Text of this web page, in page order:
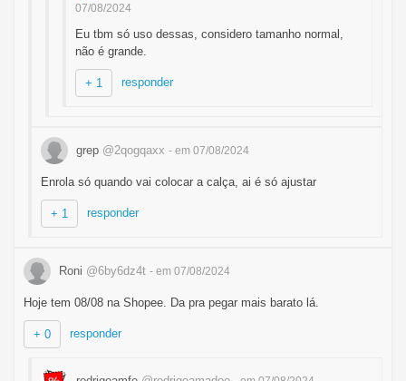
07/08/2024
Eu tbm só uso dessas, considero tamanho normal,
não é grande.
+ 1 responder
grep @2qogqaxx - em 07/08/2024
Enrola só quando vai colocar a calça, ai é só ajustar
+ 1 responder
Roni @6by6dz4t - em 07/08/2024
Hoje tem 08/08 na Shopee. Da pra pegar mais barato lá.
+ 0 responder